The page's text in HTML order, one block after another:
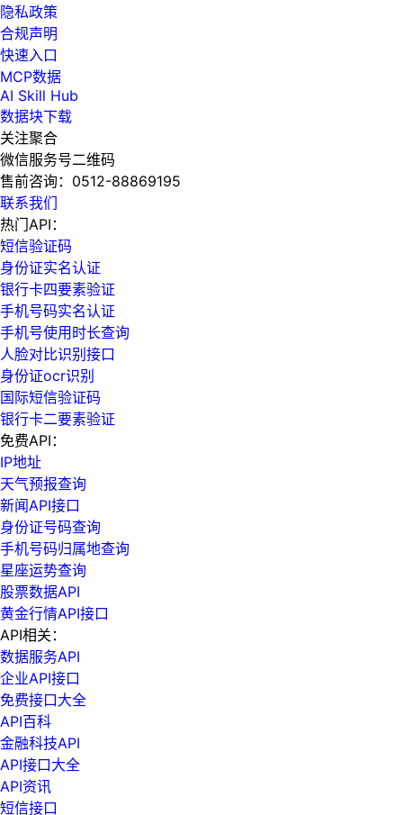
隐私政策
合规声明
快速入口
MCP数据
AI Skill Hub
数据块下载
关注聚合
微信服务号二维码
售前咨询： 0512-88869195
联系我们
热门API：
短信验证码
身份证实名认证
银行卡四要素验证
手机号码实名认证
手机号使用时长查询
人脸对比识别接口
身份证ocr识别
国际短信验证码
银行卡二要素验证
免费API：
IP地址
天气预报查询
新闻API接口
身份证号码查询
手机号码归属地查询
星座运势查询
股票数据API
黄金行情API接口
API相关：
数据服务API
企业API接口
免费接口大全
API百科
金融科技API
API接口大全
API资讯
短信接口